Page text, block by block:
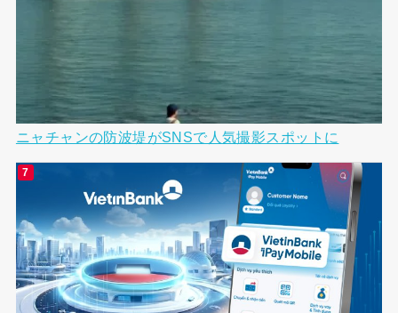
ニャチャンの防波堤がSNSで人気撮影スポットに